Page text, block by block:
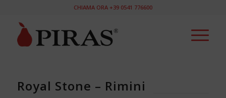
CHIAMA ORA +39 0541 776600
Royal Stone – Rimini